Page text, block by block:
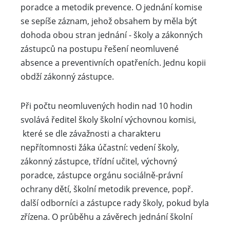
poradce a metodik prevence. O jednání komise
se sepíše záznam, jehož obsahem by měla být
dohoda obou stran jednání - školy a zákonných
zástupců na postupu řešení neomluvené
absence a preventivních opatřeních. Jednu kopii
obdží zákonný zástupce.
Při počtu neomluvených hodin nad 10 hodin
svolává ředitel školy školní výchovnou komisi,
které se dle závažnosti a charakteru
nepřítomnosti žáka účastní: vedení školy,
zákonný zástupce, třídní učitel, výchovný
poradce, zástupce orgánu sociálně-právní
ochrany dětí, školní metodik prevence, popř.
další odborníci a zástupce rady školy, pokud byla
zřízena. O průběhu a závěrech jednání školní